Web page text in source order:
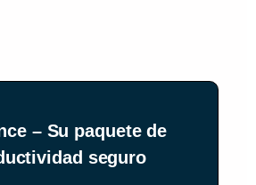
– Su paquete de
seguro